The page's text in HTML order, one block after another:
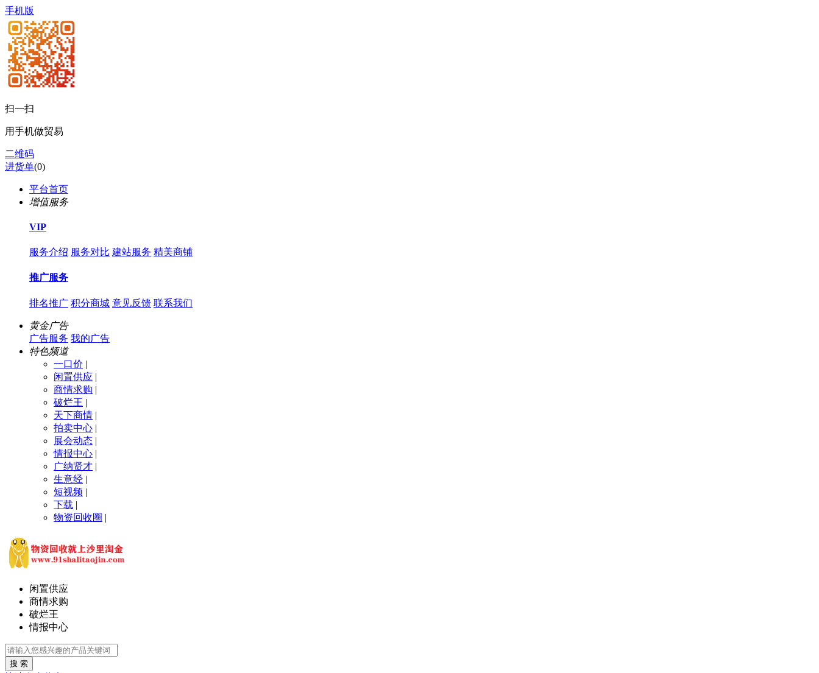
手机版
扫一扫
用手机做贸易
二维码
进货单(0)
平台首页
增值服务
VIP
服务介绍 服务对比 建站服务 精美商铺
推广服务
排名推广 积分商城 意见反馈 联系我们
黄金广告
广告服务 我的广告
特色频道
一口价 |
闲置供应 |
商情求购 |
破烂王 |
天下商情 |
拍卖中心 |
展会动态 |
情报中心 |
广纳贤才 |
生意经 |
短视频 |
下载 |
物资回收圈 |
闲置供应
商情求购
破烂王
情报中心
搜 索